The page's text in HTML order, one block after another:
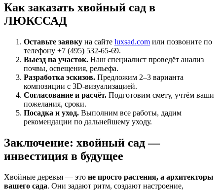
Как заказать хвойный сад в
ЛЮКССАД
Оставьте заявку на сайте luxsad.com или позвоните по
телефону +7 (495) 532-65-69.
Выезд на участок. Наш специалист проведёт анализ
почвы, освещения, рельефа.
Разработка эскизов. Предложим 2–3 варианта
композиции с 3D-визуализацией.
Согласование и расчёт. Подготовим смету, учтём ваши
пожелания, сроки.
Посадка и уход. Выполним все работы, дадим
рекомендации по дальнейшему уходу.
Заключение: хвойный сад —
инвестиция в будущее
Хвойные деревья — это не просто растения, а архитекторы
вашего сада. Они задают ритм, создают настроение,